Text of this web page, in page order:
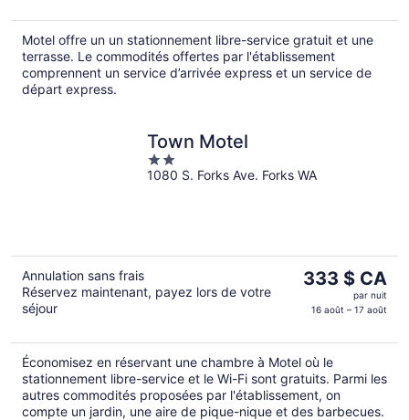
par
nuit
Motel offre un un stationnement libre-service gratuit et une
terrasse. Le commodités offertes par l'établissement
comprennent un service d’arrivée express et un service de
départ express.
Town Motel
2
out
1080 S. Forks Ave. Forks WA
Annulation sans frais
Réservez maintenant, payez lors de votre
séjour
Le
est
par
nuit
333 $ CA
par nuit
16 août – 17 août
Économisez en réservant une chambre à Motel où le
stationnement libre-service et le Wi-Fi sont gratuits. Parmi les
autres commodités proposées par l'établissement, on
compte un jardin, une aire de pique-nique et des barbecues.